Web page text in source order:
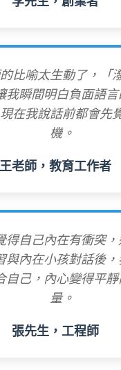
比喻太生動了，「
我瞬間明白負面語
在我說話前都會先
機。
王老師，教育工作者
得自己內在有衝突
與內在小孩對話後
自己，內心變得平
量。
張先生，工程師